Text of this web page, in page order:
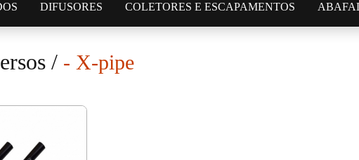
DIFUSORES COLETORES E ESCAPAMENTOS
/ - X-pipe